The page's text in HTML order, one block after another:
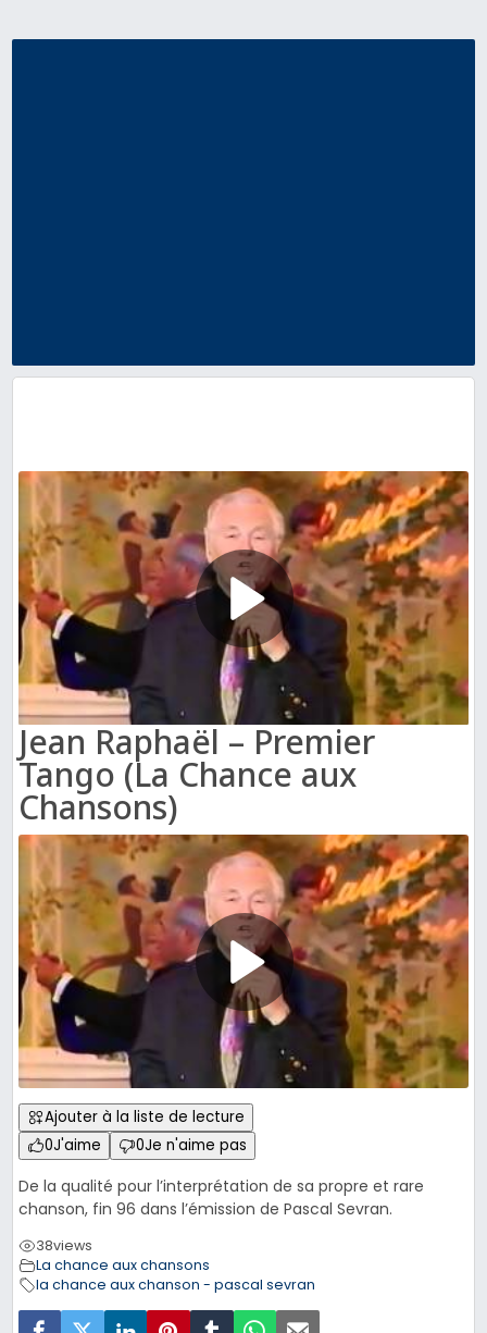
Jean Raphaël – Premier
Tango (La Chance aux
Chansons)
Ajouter à la liste de lecture
0J'aime 0Je n'aime pas
De la qualité pour l’interprétation de sa propre et rare
chanson, fin 96 dans l’émission de Pascal Sevran.
38views
La chance aux chansons
la chance aux chanson - pascal sevran